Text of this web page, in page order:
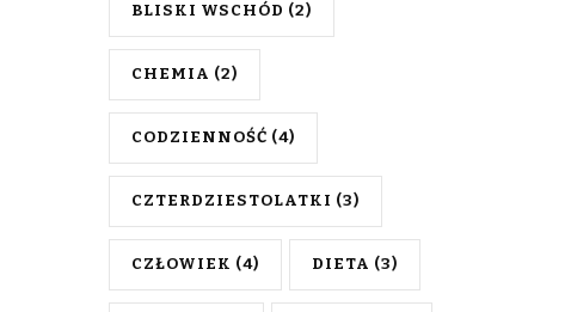
BLISKI WSCHÓD (2)
CHEMIA (2)
CODZIENNOŚĆ (4)
CZTERDZIESTOLATKI (3)
CZŁOWIEK (4) DIETA (3)